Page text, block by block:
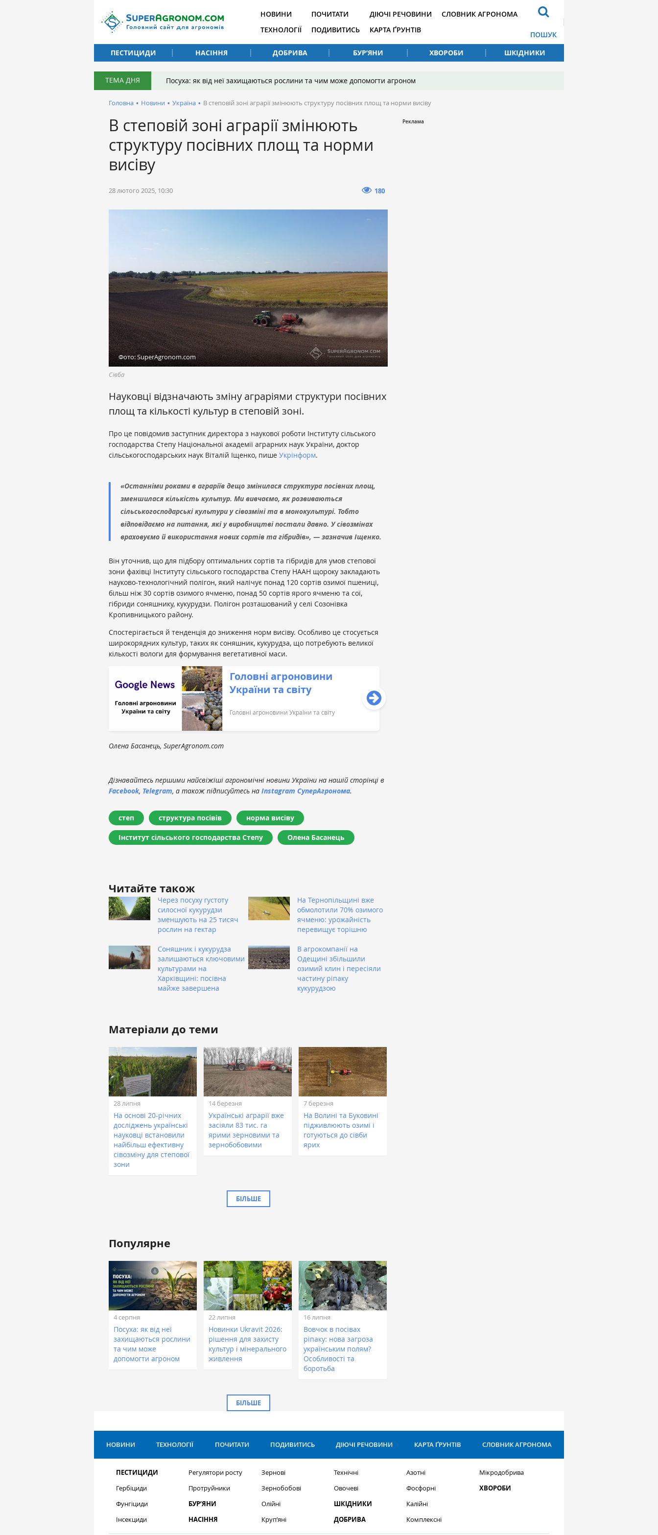
НОВИНИ
ТЕХНОЛОГІЇ
ПОЧИТАТИ
ПОДИВИТИСЬ
ДІЮЧІ РЕЧОВИНИ
КАРТА ҐРУНТІВ
СЛОВНИК АГРОНОМА
ПОШУК
ПЕСТИЦИДИ
НАСІННЯ ДОБРИВА БУР’ЯНИ ХВОРОБИ ШКІДНИКИ
ТЕМА ДНЯ Посуха: як від неї захищаються рослини та чим може допомогти агроном
Головна • Новини • Україна • В степовій зоні аграрії змінюють структуру посівних площ та норми висіву
В степовій зоні аграрії змінюють
структуру посівних площ та норми
висіву
28 лютого 2025, 10:30 180
Фото: SuperAgronom.com
Сівба
Науковці відзначають зміну аграріями структури посівних
площ та кількості культур в степовій зоні.
Про це повідомив заступник директора з наукової роботи Інституту сільського
господарства Степу Національної академії аграрних наук України, доктор
сільськогосподарських наук Віталій Іщенко, пише Укрінформ.
«Останніми роками в аграріїв дещо змінилася структура посівних площ,
зменшилася кількість культур. Ми вивчаємо, як розвиваються
сільськогосподарські культури у сівозміні та в монокультурі. Тобто
відповідаємо на питання, які у виробництві постали давно. У сівозмінах
враховуємо й використання нових сортів та гібридів», — зазначив Іщенко.
Він уточнив, що для підбору оптимальних сортів та гібридів для умов степової
зони фахівці Інституту сільського господарства Степу НААН щороку закладають
науково-технологічний полігон, який налічує понад 120 сортів озимої пшениці,
більш ніж 30 сортів озимого ячменю, понад 50 сортів ярого ячменю та сої,
гібриди соняшнику, кукурудзи. Полігон розташований у селі Созонівка
Кропивницького району.
Спостерігається й тенденція до зниження норм висіву. Особливо це стосується
широкорядних культур, таких як соняшник, кукурудза, що потребують великої
кількості вологи для формування вегетативної маси.
Головні агроновини
України та світу
Головні агроновини України та світу
Олена Басанець, SuperAgronom.com
Дізнавайтесь першими найсвіжіші агрономічні новини України на нашій сторінці в
Facebook, Telegram, а також підписуйтесь на Instagram СуперАгронома.
степ структура посівів норма висіву
Інститут сільського господарства Степу Олена Басанець
Читайте також
Через посуху густоту
силосної кукурудзи
зменшують на 25 тисяч
рослин на гектар
На Тернопільщині вже
обмолотили 70% озимого
ячменю: урожайність
перевищує торішню
Соняшник і кукурудза
залишаються ключовими
культурами на
Харківщині: посівна
майже завершена
В агрокомпанії на
Одещині збільшили
озимий клин і пересіяли
частину ріпаку
кукурудзою
Матеріали до теми
28 липня
На основі 20-річних
досліджень українські
науковці встановили
найбільш ефективну
сівозміну для степової
зони
14 березня
Українські аграрії вже
засіяли 83 тис. га
ярими зерновими та
зернобобовими
7 березня
На Волині та Буковині
підживлюють озимі і
готуються до сівби
ярих
БІЛЬШЕ
Популярне
4 серпня
Посуха: як від неї
захищаються рослини
та чим може
допомогти агроном
22 липня
Новинки Ukravit 2026:
рішення для захисту
культур і мінерального
живлення
16 липня
Вовчок в посівах
ріпаку: нова загроза
українським полям?
Особливості та
боротьба
БІЛЬШЕ
НОВИНИ ТЕХНОЛОГІЇ ПОЧИТАТИ ПОДИВИТИСЬ ДІЮЧІ РЕЧОВИНИ КАРТА ҐРУНТІВ СЛОВНИК АГРОНОМА
ПЕСТИЦИДИ
Гербіциди
Фунгіциди
Інсекциди
Регулятори росту
Протруйники
БУР’ЯНИ
НАСІННЯ
Зернові
Зернобобові
Олійні
Круп’яні
Технічні
Овочеві
ШКІДНИКИ
ДОБРИВА
Азотні
Фосфорні
Калійні
Комплексні
Мікродобрива
ХВОРОБИ